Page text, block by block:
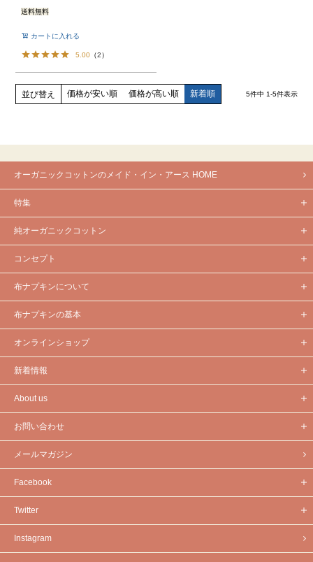
送料無料
カートに入れる
5.00 （2）
並び替え 価格が安い順 価格が高い順 新着順 5件中 1-5件表示
オーガニックコットンのメイド・イン・アース HOME
特集
純オーガニックコットン
コンセプト
布ナプキンについて
布ナプキンの基本
オンラインショップ
新着情報
About us
お問い合わせ
メールマガジン
Facebook
Twitter
Instagram